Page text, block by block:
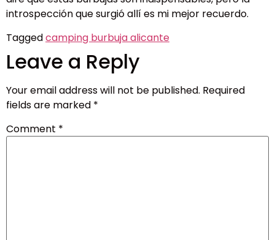
introspección que surgió allí es mi mejor recuerdo.
Taggedcamping burbuja alicante
Leave a Reply
Your email address will not be published. Required
fields are marked *
Comment *